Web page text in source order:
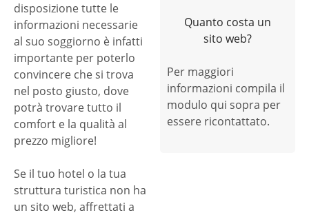
disposizione tutte le
informazioni necessarie
al suo soggiorno è infatti
importante per poterlo
convincere che si trova
nel posto giusto, dove
potrà trovare tutto il
comfort e la qualità al
prezzo migliore!
Se il tuo hotel o la tua
struttura turistica non ha
un sito web, affrettati a
Quanto costa un
sito web?
Per maggiori
informazioni compila il
modulo qui sopra per
essere ricontattato.